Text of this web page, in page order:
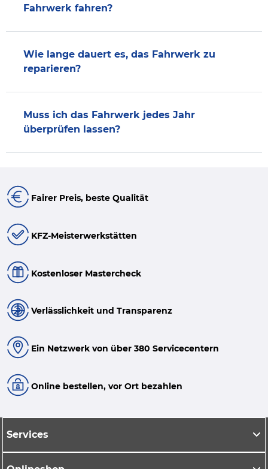
Fahrwerk fahren?
Wie lange dauert es, das Fahrwerk zu
reparieren?
Muss ich das Fahrwerk jedes Jahr
überprüfen lassen?
Fairer Preis, beste Qualität
KFZ-Meisterwerkstätten
Kostenloser Mastercheck
Verlässlichkeit und Transparenz
Ein Netzwerk von über 380 Servicecentern
Online bestellen, vor Ort bezahlen
Services